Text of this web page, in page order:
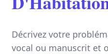
Décrivez votre
vocal ou manuscrit et